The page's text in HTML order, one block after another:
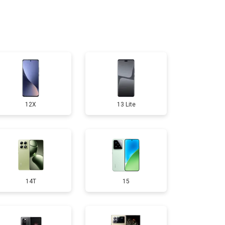
1400 ₽ Заказать
7500 ₽ Заказать
4300 ₽ Заказать
1750 ₽ Заказать
3200 ₽ Заказать
12X 13 Lite
14T 15